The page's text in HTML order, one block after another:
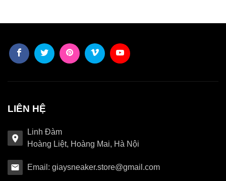
LIÊN HỆ
Linh Đàm
Hoàng Liệt, Hoàng Mai, Hà Nội
Email: giaysneaker.store@gmail.com